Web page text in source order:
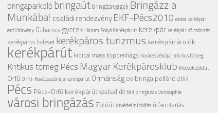
bringaparkolóbringaút bringásreggeli Bringázz a
Munkába! családi rendezvényEKF-Pécs2010 erdei kerékpár
erdőtörvény Gubacsos gyerek Három Folyó Kerékpárút kerékpár kerékpár kölcsönzés
kerékpáros baleset kerékpáros turizmus kerékpártárolók
kerékpárút kidical mass koppenhága Kovácsszénája kritikus tömeg
Kritikus tömeg PécsMagyar Kerékpárosklub Mecsek Zöldút
Orfű Orfű-Kovácsszénája kerékpárút Ormánságovibringapellérd ptkk
Pécs Pécs-Orfű kerékpárútszabadidő téli bringázásVelosophie
városi bringázás Zöldútárvédelmi töltés útfenntartás